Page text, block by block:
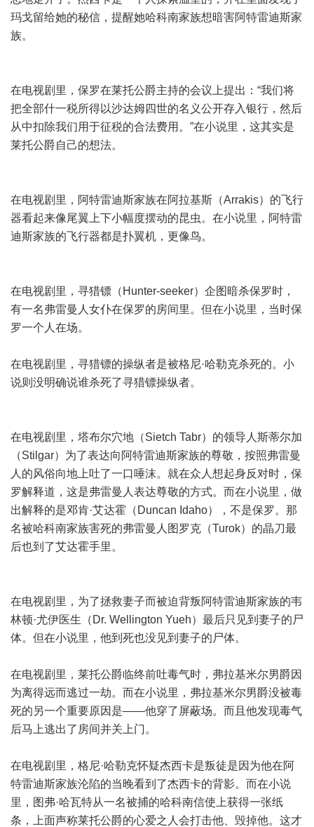
玛戈留给她的秘信，提醒她哈科南家族想暗害阿特雷迪斯家
族。
在电视剧里，保罗在莱托公爵主持的会议上提出：“我们将
把全部什一税所得以沙达姆四世的名义公开存入银行，然后
从中扣除我们用于征税的合法费用。”在小说里，这其实是
莱托公爵自己的想法。
在电视剧里，阿特雷迪斯家族在阿拉基斯（Arrakis）的飞行
器看起来像尾翼上下小幅度摆动的昆虫。在小说里，阿特雷
迪斯家族的飞行器都是扑翼机，更像鸟。
在电视剧里，寻猎镖（Hunter-seeker）企图暗杀保罗时，
有一名弗雷曼人女仆在保罗的房间里。但在小说里，当时保
罗一个人在场。
在电视剧里，寻猎镖的操纵者是被格尼·哈勒克杀死的。小
说则没明确说谁杀死了寻猎镖操纵者。
在电视剧里，塔布尔穴地（Sietch Tabr）的领导人斯蒂尔加
（Stilgar）为了表达向阿特雷迪斯家族的尊敬，按照弗雷曼
人的风俗向地上吐了一口唾沫。就在众人想起身反对时，保
罗解释道，这是弗雷曼人表达尊敬的方式。而在小说里，做
出解释的是邓肯·艾达霍（Duncan Idaho），不是保罗。那
名被哈科南家族害死的弗雷曼人图罗克（Turok）的晶刀最
后也到了艾达霍手里。
在电视剧里，为了拯救妻子而被迫背叛阿特雷迪斯家族的韦
林顿·尤伊医生（Dr. Wellington Yueh）最后只见到妻子的尸
体。但在小说里，他到死也没见到妻子的尸体。
在电视剧里，莱托公爵临终前吐毒气时，弗拉基米尔男爵因
为离得远而逃过一劫。而在小说里，弗拉基米尔男爵没被毒
死的另一个重要原因是——他穿了屏蔽场。而且他发现毒气
后马上逃出了房间并关上门。
在电视剧里，格尼·哈勒克怀疑杰西卡是叛徒是因为他在阿
特雷迪斯家族沦陷的当晚看到了杰西卡的背影。而在小说
里，图弗·哈瓦特从一名被捕的哈科南信使上获得一张纸
条，上面声称莱托公爵的心爱之人会打击他、毁掉他。这才